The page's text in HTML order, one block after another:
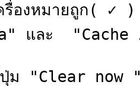
รื่องหมายถูก( ✓
และ  "Cache
ม "Clear now